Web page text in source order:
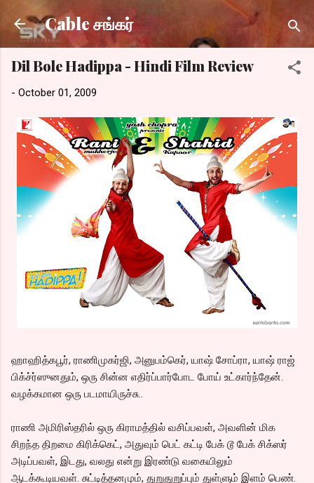
Skip to main content
Cable சங்கர்
Dil Bole Hadippa - Hindi Film Review
- October 01, 2009
ஹாஹித்கபூர், ராணிமுகர்ஜி, அனுபம்கெர், யாஷ் சோப்ரா, யாஷ் ராஜ்
பிக்ச்ர்ஸுனதும், ஒரு சின்ன எதிர்ப்பார்போட போய் உட்கார்ந்தேன்.
வழக்கமான ஒரு படமாயிருச்சு..
ராணி அமிரிஸ்தரில் ஒரு கிராமத்தில் வசிப்பவள், அவளின் மிக
சிறந்த திறமை கிரிக்கெட், அதுவும் பெட் கட்டி பேக் டூ பேக் சிக்ஸர்
அடிப்பவள், இடது, வலது என்று இரண்டு வகையிலும்
ஆடக்கூடியவள். சுட்டித்தனமும், துறுதுறுப்பும் துள்ளும் இளம் பெண்.